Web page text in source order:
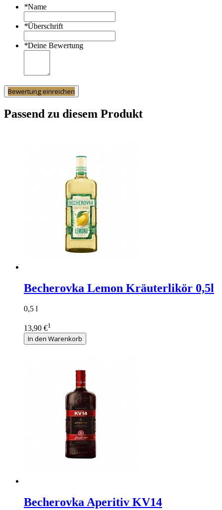
*Name
*Überschrift
*Deine Bewertung
Bewertung einreichen
Passend zu diesem Produkt
Becherovka Lemon Kräuterlikör 0,5l
0,5 l
13,90 €1
In den Warenkorb
Becherovka Aperitiv KV14